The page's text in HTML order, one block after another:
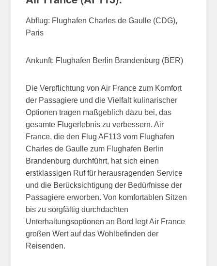
Abflug: Flughafen Charles de Gaulle (CDG),
Paris
Ankunft: Flughafen Berlin Brandenburg (BER)
Die Verpflichtung von Air France zum Komfort
der Passagiere und die Vielfalt kulinarischer
Optionen tragen maßgeblich dazu bei, das
gesamte Flugerlebnis zu verbessern. Air
France, die den Flug AF113 vom Flughafen
Charles de Gaulle zum Flughafen Berlin
Brandenburg durchführt, hat sich einen
erstklassigen Ruf für herausragenden Service
und die Berücksichtigung der Bedürfnisse der
Passagiere erworben. Von komfortablen Sitzen
bis zu sorgfältig durchdachten
Unterhaltungsoptionen an Bord legt Air France
großen Wert auf das Wohlbefinden der
Reisenden.